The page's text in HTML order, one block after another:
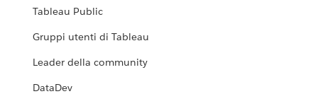
Tableau Public
Gruppi utenti di Tableau
Leader della community
DataDev